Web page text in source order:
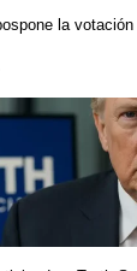
la